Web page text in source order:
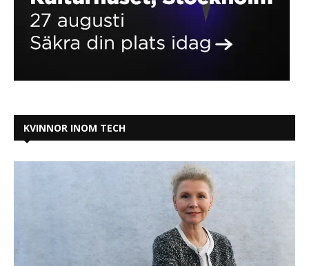
KVINNOR INOM TECH